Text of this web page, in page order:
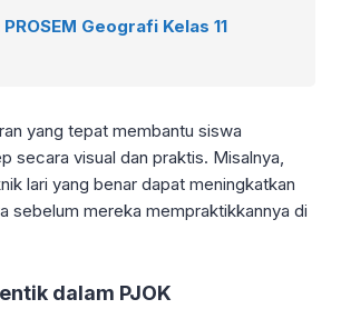
PROSEM Geografi Kelas 11
yang tepat membantu siswa
secara visual dan praktis. Misalnya,
lari yang benar dapat meningkatkan
sebelum mereka mempraktikkannya di
dalam PJOK